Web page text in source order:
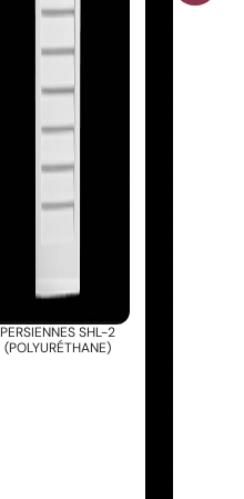
PERSIENNES SHL-2
(POLYURÉTHANE)